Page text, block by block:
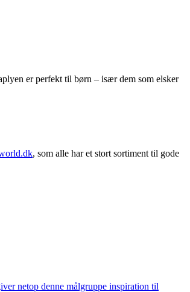
er perfekt til børn – især dem som elsker
, som alle har et stort sortiment til gode
netop denne målgruppe inspiration til